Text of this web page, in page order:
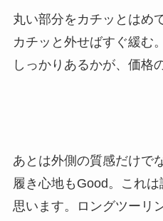
丸い部分をカチッとはめ
カチッと外せばすぐ緩む
しっかりあるかが、価格
あとは外側の質感だけで
履き心地もGood。これ
思います。ロングツーリ